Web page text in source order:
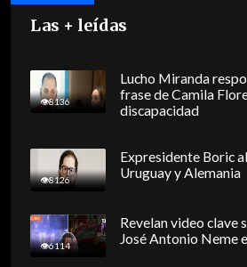
Las + leídas
8136
Lucho Miranda
frase de Camila
discapacidad
8126
Expresidente Boric
Uruguay y Alemania
6114
Revelan video clave
José Antonio Neme